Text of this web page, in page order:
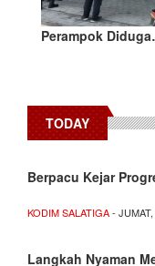
Perampok
TODAY
Berpacu Kejar
KODIM SALATIGA-
Langkah Nyaman